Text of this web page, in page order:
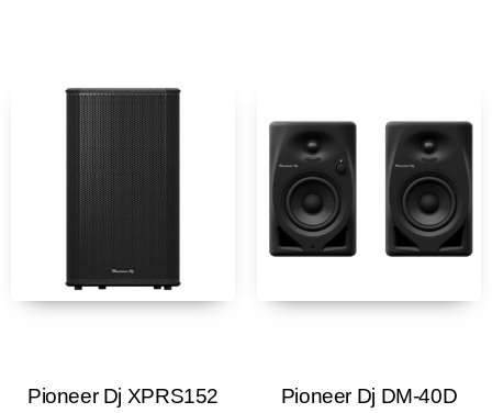
Pioneer Dj XPRS152
Pioneer Dj DM-40D